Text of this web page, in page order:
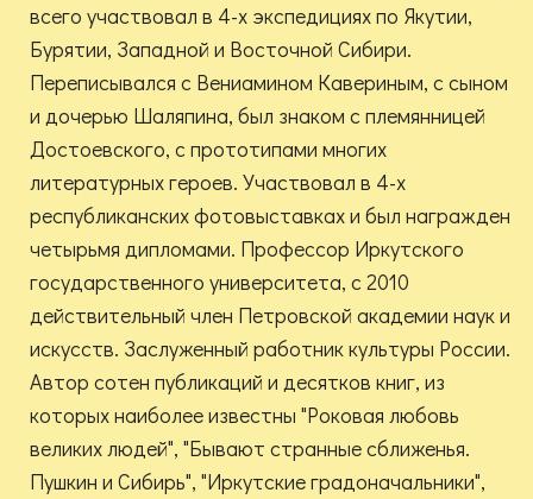
всего участвовал в 4-х экспедициях по Якутии,
Бурятии, Западной и Восточной Сибири.
Переписывался с Вениамином Кавериным, с сыном
и дочерью Шаляпина, был знаком с племянницей
Достоевского, с прототипами многих
литературных героев. Участвовал в 4-х
республиканских фотовыставках и был награжден
четырьмя дипломами. Профессор Иркутского
государственного университета, с 2010
действительный член Петровской академии наук и
искусств. Заслуженный работник культуры России.
Автор сотен публикаций и десятков книг, из
которых наиболее известны "Роковая любовь
великих людей", "Бывают странные сближенья.
Пушкин и Сибирь", "Иркутские градоначальники",